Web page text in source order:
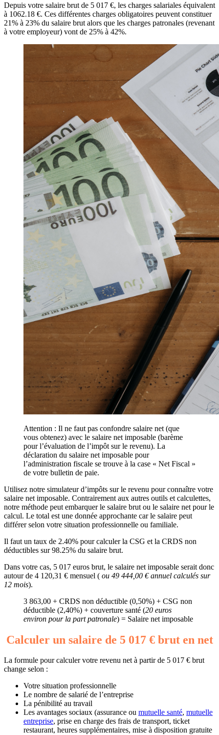
Depuis votre salaire brut de 5 017 €, les charges salariales équivalent
à 1062.18 €. Ces différentes charges obligatoires peuvent constituer
21% à 23% du salaire brut alors que les charges patronales (revenant
à votre employeur) vont de 25% à 42%.
Attention : Il ne faut pas confondre salaire net (que
vous obtenez) avec le salaire net imposable (barème
pour l’évaluation de l’impôt sur le revenu). La
déclaration du salaire net imposable pour
l’administration fiscale se trouve à la case « Net Fiscal »
de votre bulletin de paie.
Utilisez notre simulateur d’impôts sur le revenu pour connaître votre
salaire net imposable. Contrairement aux autres outils et calculettes,
notre méthode peut embarquer le salaire brut ou le salaire net pour le
calcul. Le total est une donnée approchante car le salaire peut
différer selon votre situation professionnelle ou familiale.
Il faut un taux de 2.40% pour calculer la CSG et la CRDS non
déductibles sur 98.25% du salaire brut.
Dans votre cas, 5 017 euros brut, le salaire net imposable serait donc
autour de 4 120,31 € mensuel ( ou 49 444,00 € annuel calculés sur
12 mois).
3 863,00 + CRDS non déductible (0,50%) + CSG non
déductible (2,40%) + couverture santé (20 euros
environ pour la part patronale) = Salaire net imposable
Calculer un salaire de 5 017 € brut en net
La formule pour calculer votre revenu net à partir de 5 017 € brut
change selon :
Votre situation professionnelle
Le nombre de salarié de l’entreprise
La pénibilité au travail
Les avantages sociaux (assurance ou mutuelle santé, mutuelle
entreprise, prise en charge des frais de transport, ticket
restaurant, heures supplémentaires, mise à disposition gratuite